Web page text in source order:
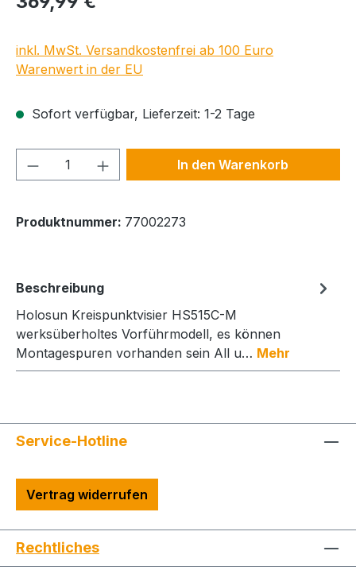
inkl. MwSt. Versandkostenfrei ab 100 Euro
Warenwert in der EU
Sofort verfügbar, Lieferzeit: 1-2 Tage
Produkt Anzahl: Gib denIn den Warenkorb
Produktnummer: 77002273
Beschreibung
Holosun Kreispunktvisier HS515C-M
werksüberholtes Vorführmodell, es können
Montagespuren vorhanden sein All u… Mehr
Service-Hotline
Vertrag widerrufen
Rechtliches